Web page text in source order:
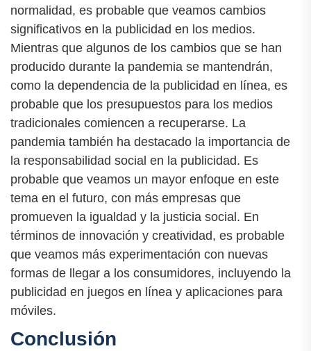
normalidad, es probable que veamos cambios
significativos en la publicidad en los medios.
Mientras que algunos de los cambios que se han
producido durante la pandemia se mantendrán,
como la dependencia de la publicidad en línea, es
probable que los presupuestos para los medios
tradicionales comiencen a recuperarse. La
pandemia también ha destacado la importancia de
la responsabilidad social en la publicidad. Es
probable que veamos un mayor enfoque en este
tema en el futuro, con más empresas que
promueven la igualdad y la justicia social. En
términos de innovación y creatividad, es probable
que veamos más experimentación con nuevas
formas de llegar a los consumidores, incluyendo la
publicidad en juegos en línea y aplicaciones para
móviles.
Conclusión